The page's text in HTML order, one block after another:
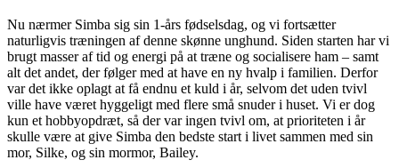
Nu nærmer Simba sig sin 1-års fødselsdag, og vi fortsætter
naturligvis træningen af denne skønne unghund. Siden starten har vi
brugt masser af tid og energi på at træne og socialisere ham – samt
alt det andet, der følger med at have en ny hvalp i familien. Derfor
var det ikke oplagt at få endnu et kuld i år, selvom det uden tvivl
ville have været hyggeligt med flere små snuder i huset. Vi er dog
kun et hobbyopdræt, så der var ingen tvivl om, at prioriteten i år
skulle være at give Simba den bedste start i livet sammen med sin
mor, Silke, og sin mormor, Bailey.